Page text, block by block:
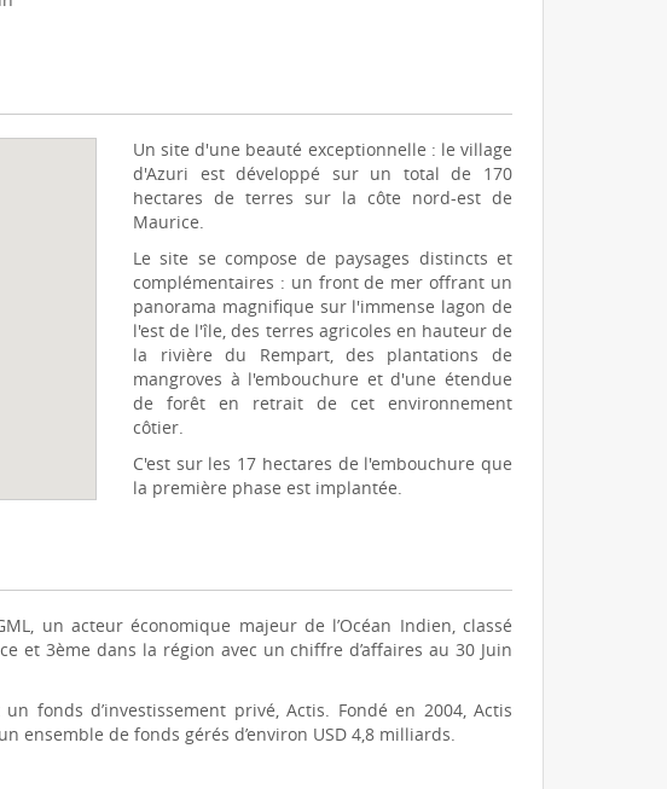
Un site d'une beauté exceptionnelle : le village
d'Azuri est développé sur un total de 170
hectares de terres sur la côte nord-est de
Maurice.
Le site se compose de paysages distincts et
complémentaires : un front de mer offrant un
panorama magnifique sur l'immense lagon de
l'est de l'île, des terres agricoles en hauteur de
la rivière du Rempart, des plantations de
mangroves à l'embouchure et d'une étendue
de forêt en retrait de cet environnement
côtier.
C'est sur les 17 hectares de l'embouchure que
la première phase est implantée.
un acteur économique majeur de l’Océan Indien, classé
et 3ème dans la région avec un chiffre d’affaires au 30 Juin
fonds d’investissement privé, Actis. Fondé en 2004, Actis
ensemble de fonds gérés d’environ USD 4,8 milliards.